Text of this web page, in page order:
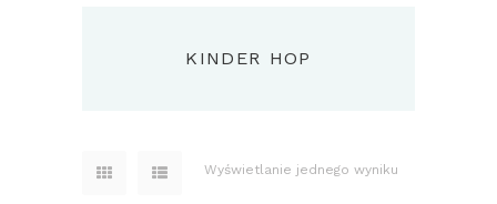
KINDER HOP
Wyświetlanie jednego wyniku